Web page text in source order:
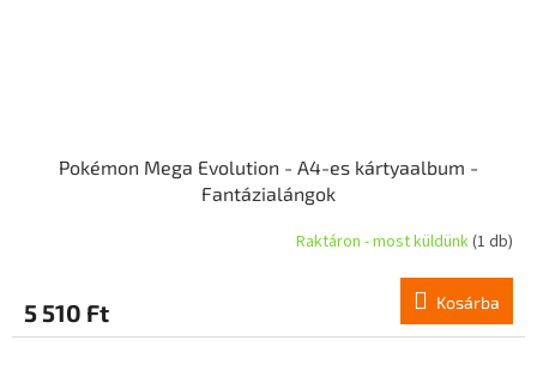
Pokémon Mega Evolution - A4-es kártyaalbum -
Fantázialángok
Raktáron - most küldünk(1 db)
5 510 Ft Kosárba